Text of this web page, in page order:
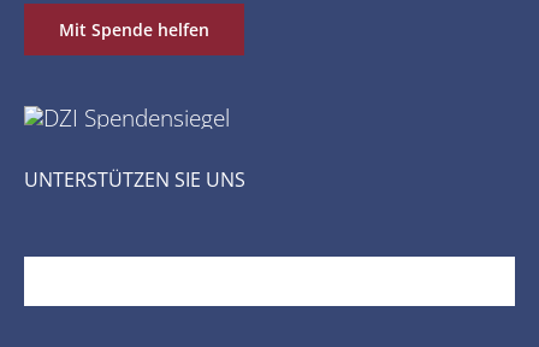
Mit Spende helfen
UNTERSTÜTZEN SIE UNS